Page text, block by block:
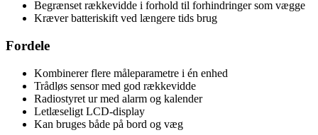
Begrænset rækkevidde i forhold til forhindringer som vægge
Kræver batteriskift ved længere tids brug
Fordele
Kombinerer flere måleparametre i én enhed
Trådløs sensor med god rækkevidde
Radiostyret ur med alarm og kalender
Letlæseligt LCD-display
Kan bruges både på bord og væg